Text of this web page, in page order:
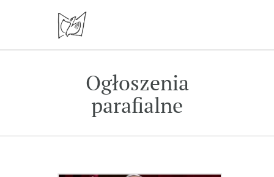
Ogłoszenia
parafialne